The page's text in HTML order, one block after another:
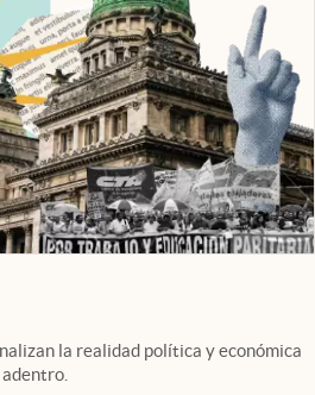
la realidad política y económica